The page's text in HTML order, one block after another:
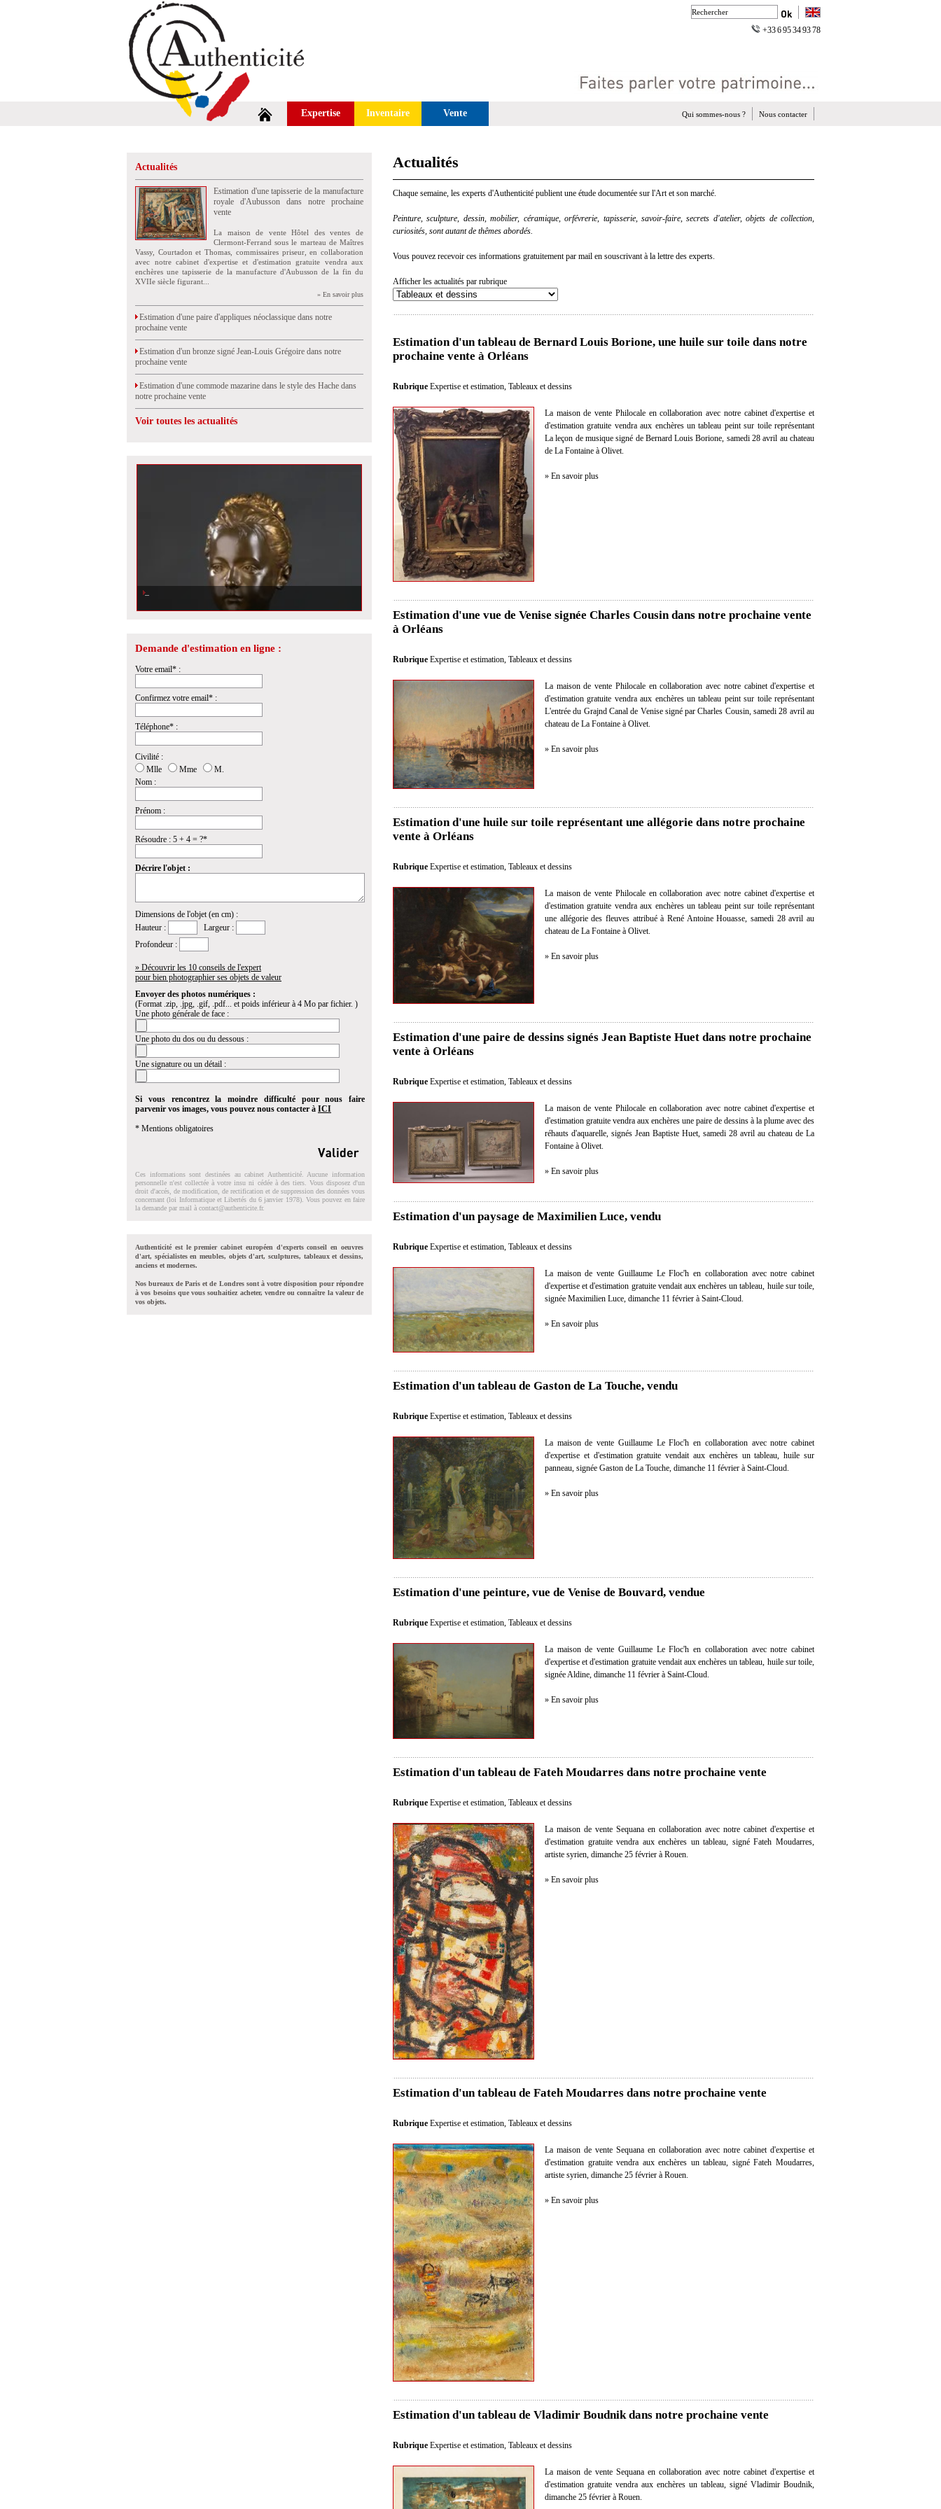
+33 6 95 34 93 78
Expertise Inventaire Vente Nous contacter
Qui sommes-nous ?
Actualités
Estimation d'une tapisserie de la manufacture
royale d'Aubusson dans notre prochaine
vente
La maison de vente Hôtel des ventes de
Clermont-Ferrand sous le marteau de Maîtres
Vassy, Courtadon et Thomas, commissaires priseur, en collaboration
avec notre cabinet d'expertise et d'estimation gratuite vendra aux
enchères une tapisserie de la manufacture d'Aubusson de la fin du
XVIIe siècle figurant...
» En savoir plus
Estimation d'une paire d'appliques néoclassique dans notre
prochaine vente
Estimation d'un bronze signé Jean-Louis Grégoire dans notre
prochaine vente
Estimation d'une commode mazarine dans le style des Hache dans
notre prochaine vente
Voir toutes les actualités
Estimation d\'un buste en bronze de Houdon fondu par Susse Frères dans
notre prochaine vente aux enchères à Rouen
Demande d'estimation en ligne :
Votre email* :
Confirmez votre email* :
Téléphone* :
Civilité :
Mlle
Mme
M.
Nom :
Prénom :
Résoudre : 5 + 4 = ?*
Décrire l'objet :
Dimensions de l'objet (en cm) :
Hauteur :
Largeur :
Profondeur :
» Découvrir les 10 conseils de l'expert
pour bien photographier ses objets de valeur
Envoyer des photos numériques :
(Format .zip, .jpg, .gif, .pdf... et poids inférieur à 4 Mo par fichier. )
Une photo générale de face :
Une photo du dos ou du dessous :
Une signature ou un détail :
Si vous rencontrez la moindre difficulté pour nous faire
parvenir vos images, vous pouvez nous contacter à ICI
* Mentions obligatoires
Ces informations sont destinées au cabinet Authenticité. Aucune information
personnelle n'est collectée à votre insu ni cédée à des tiers. Vous disposez d'un
droit d'accés, de modification, de rectification et de suppression des données vous
concernant (loi Informatique et Libertés du 6 janvier 1978). Vous pouvez en faire
la demande par mail à contact@authenticite.fr.
Authenticité est le premier cabinet européen d'experts conseil en oeuvres
d'art, spécialistes en meubles, objets d'art, sculptures, tableaux et dessins,
anciens et modernes.
Nos bureaux de Paris et de Londres sont à votre disposition pour répondre
à vos besoins que vous souhaitiez acheter, vendre ou connaître la valeur de
vos objets.
Actualités
Chaque semaine, les experts d'Authenticité publient une étude documentée sur l'Art et son marché.
Peinture, sculpture, dessin, mobilier, céramique, orfévrerie, tapisserie, savoir-faire, secrets d'atelier, objets de collection,
curiosités, sont autant de thêmes abordés.
Vous pouvez recevoir ces informations gratuitement par mail en souscrivant à la lettre des experts.
Afficher les actualités par rubrique
Estimation d'un tableau de Bernard Louis Borione, une huile sur toile dans notre
prochaine vente à Orléans
Rubrique Expertise et estimation, Tableaux et dessins
La maison de vente Philocale en collaboration avec notre cabinet d'expertise et
d'estimation gratuite vendra aux enchères un tableau peint sur toile représentant
La leçon de musique signé de Bernard Louis Borione, samedi 28 avril au chateau
de La Fontaine à Olivet.
» En savoir plus
Estimation d'une vue de Venise signée Charles Cousin dans notre prochaine vente
à Orléans
Rubrique Expertise et estimation, Tableaux et dessins
La maison de vente Philocale en collaboration avec notre cabinet d'expertise et
d'estimation gratuite vendra aux enchères un tableau peint sur toile représentant
L'entrée du Grajnd Canal de Venise signé par Charles Cousin, samedi 28 avril au
chateau de La Fontaine à Olivet.
» En savoir plus
Estimation d'une huile sur toile représentant une allégorie dans notre prochaine
vente à Orléans
Rubrique Expertise et estimation, Tableaux et dessins
La maison de vente Philocale en collaboration avec notre cabinet d'expertise et
d'estimation gratuite vendra aux enchères un tableau peint sur toile représentant
une allégorie des fleuves attribué à René Antoine Houasse, samedi 28 avril au
chateau de La Fontaine à Olivet.
» En savoir plus
Estimation d'une paire de dessins signés Jean Baptiste Huet dans notre prochaine
vente à Orléans
Rubrique Expertise et estimation, Tableaux et dessins
La maison de vente Philocale en collaboration avec notre cabinet d'expertise et
d'estimation gratuite vendra aux enchères une paire de dessins à la plume avec des
réhauts d'aquarelle, signés Jean Baptiste Huet, samedi 28 avril au chateau de La
Fontaine à Olivet.
» En savoir plus
Estimation d'un paysage de Maximilien Luce, vendu
Rubrique Expertise et estimation, Tableaux et dessins
La maison de vente Guillaume Le Floc'h en collaboration avec notre cabinet
d'expertise et d'estimation gratuite vendait aux enchères un tableau, huile sur toile,
signée Maximilien Luce, dimanche 11 février à Saint-Cloud.
» En savoir plus
Estimation d'un tableau de Gaston de La Touche, vendu
Rubrique Expertise et estimation Tableaux et dessins
La maison de vente Guillaume Le Floc'h en collaboration avec notre cabinet
d'expertise et d'estimation gratuite vendait aux enchères un tableau, huile sur
panneau, signée Gaston de La Touche, dimanche 11 février à Saint-Cloud.
» En savoir plus
Estimation d'une peinture, vue de Venise de Bouvard, vendue
Rubrique Expertise et estimation, Tableaux et dessins
La maison de vente Guillaume Le Floc'h en collaboration avec notre cabinet
d'expertise et d'estimation gratuite vendait aux enchères un tableau, huile sur toile,
signée Aldine, dimanche 11 février à Saint-Cloud.
» En savoir plus
Estimation d'un tableau de Fateh Moudarres dans notre prochaine vente
Rubrique Expertise et estimation, Tableaux et dessins
La maison de vente Sequana en collaboration avec notre cabinet d'expertise et
d'estimation gratuite vendra aux enchères un tableau, signé Fateh Moudarres,
artiste syrien, dimanche 25 février à Rouen.
» En savoir plus
Estimation d'un tableau de Fateh Moudarres dans notre prochaine vente
Rubrique Expertise et estimation Tableaux et dessins
La maison de vente Sequana en collaboration avec notre cabinet d'expertise et
d'estimation gratuite vendra aux enchères un tableau, signé Fateh Moudarres,
artiste syrien, dimanche 25 février à Rouen.
» En savoir plus
Estimation d'un tableau de Vladimir Boudnik dans notre prochaine vente
Rubrique Expertise et estimation Tableaux et dessins
La maison de vente Sequana en collaboration avec notre cabinet d'expertise et
d'estimation gratuite vendra aux enchères un tableau, signé Vladimir Boudnik,
dimanche 25 février à Rouen.